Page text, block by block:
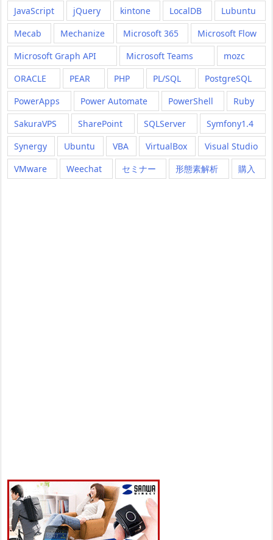
JavaScript
jQuery kintone LocalDB
Lubuntu
Mecab
Mechanize Microsoft 365
Microsoft Flow
Microsoft Graph API
Microsoft Teams
mozc
ORACLE
PEAR PHP PL/SQL
PostgreSQL
PowerApps
Power Automate PowerShell
Ruby
SakuraVPS
SharePoint SQLServer
Symfony1.4
Synergy
Ubuntu VBA VirtualBox
Visual Studio
VMware
Weechat セミナー 形態素解析 購入